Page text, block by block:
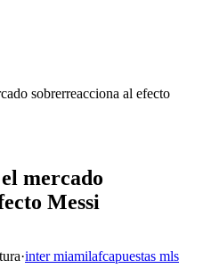
sobrerreacciona al efecto
mercado
Messi
·inter miamilafcapuestas mls